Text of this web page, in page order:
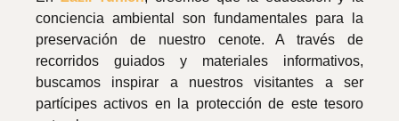
conciencia ambiental son fundamentales para la
preservación de nuestro cenote. A través de
recorridos guiados y materiales informativos,
buscamos inspirar a nuestros visitantes a ser
partícipes activos en la protección de este tesoro